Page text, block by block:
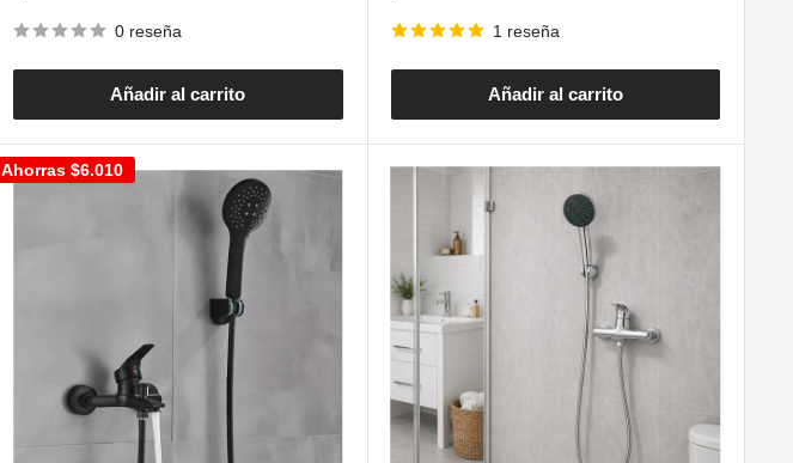
venta
0 reseña
Añadir al carrito
venta
1 reseña
Añadir al carrito
Ahorras $6.010